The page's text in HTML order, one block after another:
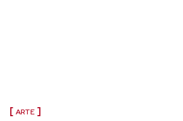
ARTE